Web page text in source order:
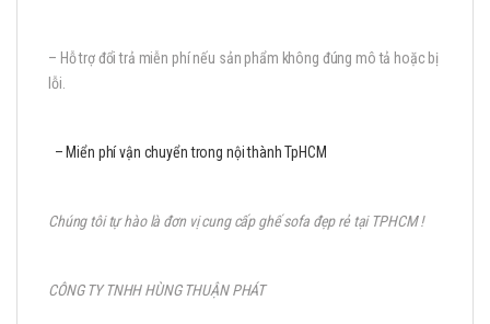
– Hỗ trợ đổi trả miễn phí nếu sản phẩm không đúng mô tả hoặc bị
lỗi.
– Miển phí vận chuyển trong nội thành TpHCM
Chúng tôi tự hào là đơn vị cung cấp ghế sofa đẹp rẻ tại TPHCM !
CÔNG TY TNHH HÙNG THUẬN PHÁT